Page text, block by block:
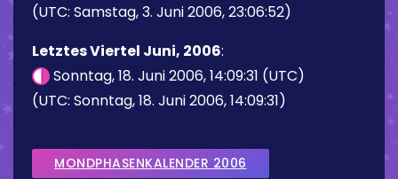
(UTC: Samstag, 3. Juni 2006, 23:06:52)
Letztes Viertel Juni, 2006:
Sonntag, 18. Juni 2006, 14:09:31 (UTC)
(UTC: Sonntag, 18. Juni 2006, 14:09:31)
MONDPHASENKALENDER 2006